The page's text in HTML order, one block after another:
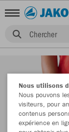
Chercher
Nous utilisons
Nous pouvons
visiteurs, pour
contenus
expérience en